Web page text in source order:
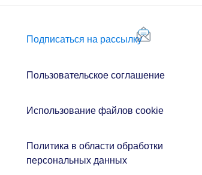
Подписаться на рассылку
Пользовательское соглашение
Использование файлов cookie
Политика в области обработки
персональных данных